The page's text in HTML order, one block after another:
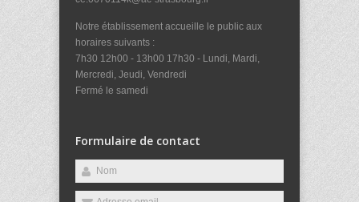
Notre établissement accueille le public aux
horaires suivants :
7h30 12h00 - 13h00 17h30 - Lundi, Mardi,
Mercredi, Jeudi, Vendredi
Fermé le samedi
Formulaire de contact